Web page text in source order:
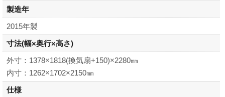
製造年
2015年製
寸法(幅×奥行×高さ)
外寸：1378×1818(換気扇+150)×2280㎜
内寸：1262×1702×2150㎜
仕様